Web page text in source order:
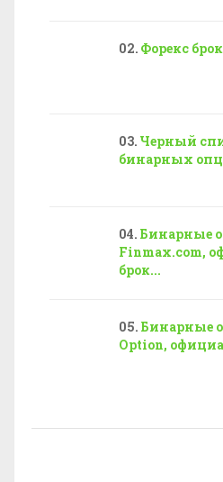
Форекс
Черный
бинарных
Бинарные
Finmax.com,
брок...
Бинарные
Option,